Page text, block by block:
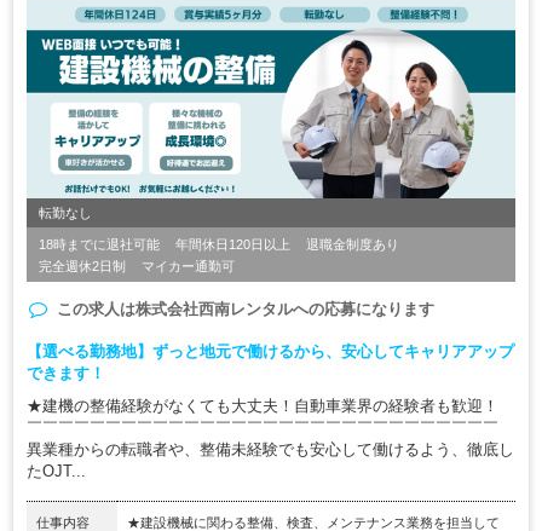
転勤なし
18時までに退社可能 年間休日120日以上
退職金制度あり
完全週休2日制
マイカー通勤可
この求人は株式会社西南レンタルへの応募になります
【選べる勤務地】ずっと地元で働けるから、安心してキャリアアップ
できます！
★建機の整備経験がなくても大丈夫！自動車業界の経験者も歓迎！
￣￣￣￣￣￣￣￣￣￣￣￣￣￣￣￣￣￣￣￣￣￣￣￣￣￣￣￣￣￣
異業種からの転職者や、整備未経験でも安心して働けるよう、徹底し
たOJT...
仕事内容
★建設機械に関わる整備、検査、メンテナンス業務を担当して